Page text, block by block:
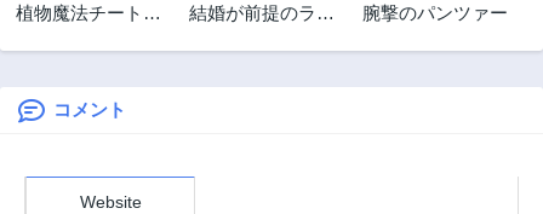
植物魔法チートで
知識を駆使して農
業したら、逆転人
結婚が前提のラブ
腕撃のパンツァー
コメント
Website